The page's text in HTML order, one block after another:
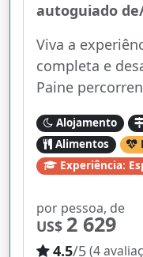
autoguiado
Viva a
completa e
Paine
Alojamento
Alimentos
Experiência:
por pessoa, de
US$ 2 629
4.5/5(4